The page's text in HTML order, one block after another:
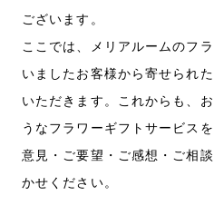
ございます。
ここでは、メリアルームのフ
いましたお客様から寄せられ
いただきます。これからも、
うなフラワーギフトサービス
意見・ご要望・ご感想・ご相
かせください。